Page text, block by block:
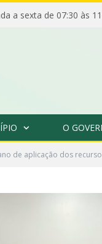
a sexta de 07:30
O
de aplicação dos